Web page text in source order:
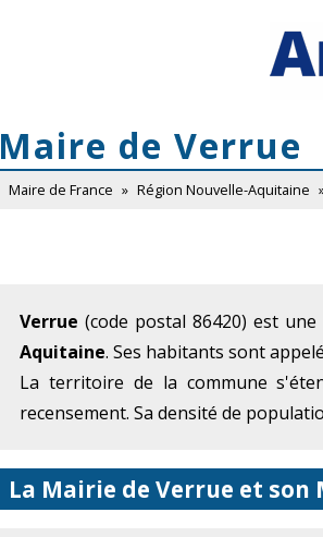
Maire de Verrue
Maire de France » Région Nouvelle-Aquitaine
Verrue (code postal 86420) est
Aquitaine. Ses habitants sont
La territoire de la commune
recensement. Sa densité de
La Mairie de Verrue et son